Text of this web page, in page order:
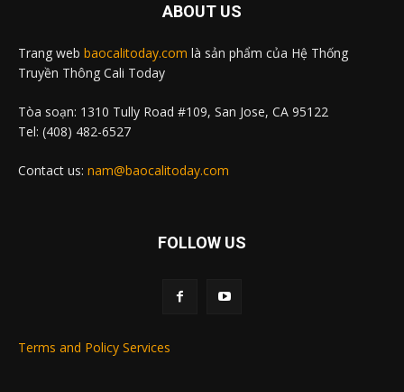
ABOUT US
Trang web baocalitoday.com là sản phẩm của Hệ Thống
Truyền Thông Cali Today
Tòa soạn: 1310 Tully Road #109, San Jose, CA 95122
Tel: (408) 482-6527
Contact us: nam@baocalitoday.com
FOLLOW US
Terms and Policy Services